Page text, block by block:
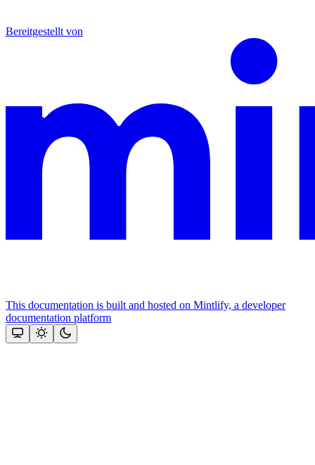
Bereitgestellt von
This documentation is built and hosted on Mintlify, a developer
documentation platform